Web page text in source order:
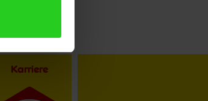
Karriere